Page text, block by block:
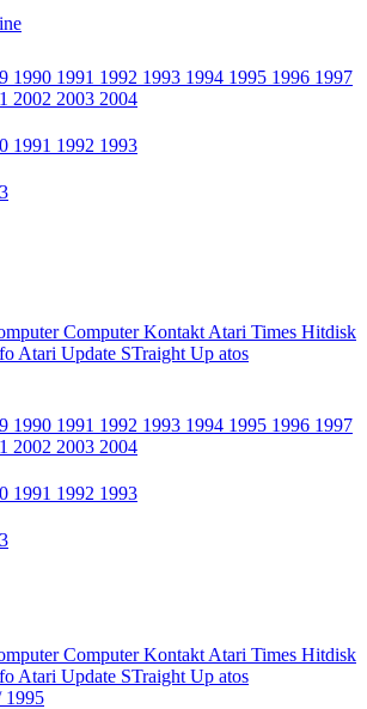
1990 1991 1992 1993 1994 1995 1996 1997
2002 2003 2004
1991 1992 1993
Computer Kontakt Atari Times Hitdisk
Atari Update STraight Up atos
1990 1991 1992 1993 1994 1995 1996 1997
2002 2003 2004
1991 1992 1993
Computer Kontakt Atari Times Hitdisk
Atari Update STraight Up atos
1995